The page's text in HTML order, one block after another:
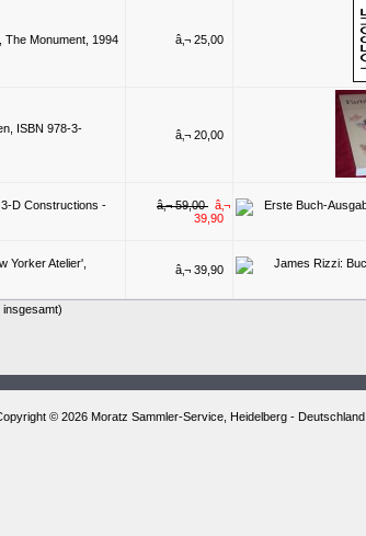
The Monument, 1994 â‚¬ 25,00
ISBN 978-3-
â‚¬ 20,00
D Constructions -
â‚¬ 59,00 â‚¬
39,90
Yorker Atelier',
â‚¬ 39,90
insgesamt)
© 2026 Moratz Sammler-Service, Heidelberg - Deutschland